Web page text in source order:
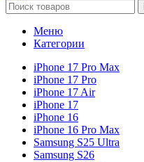
Меню
Категории
iPhone 17 Pro Max
iPhone 17 Pro
iPhone 17 Air
iPhone 17
iPhone 16
iPhone 16 Pro Max
Samsung S25 Ultra
Samsung S26